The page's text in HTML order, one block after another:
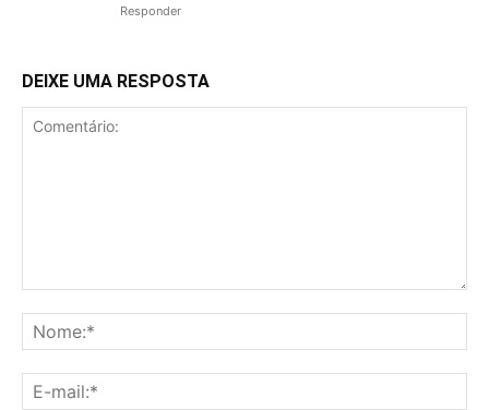
Responder
DEIXE UMA RESPOSTA